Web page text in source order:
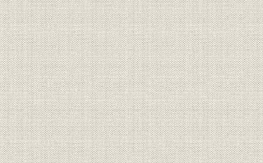
第4節 新営業方式の展開
第5節 本格的オンライン・システムと中堅カストマーへの拡販
第6節 野洲工場と藤沢製品開発研究所の建設
第7節 社内管理体制の充実とシステム化
第8節 万国博覧会への参加と社会活動の積極化
第9節 業績と財務
第6章 低成長経済下の経営革新とコンピューター(昭和50年~昭和55年)